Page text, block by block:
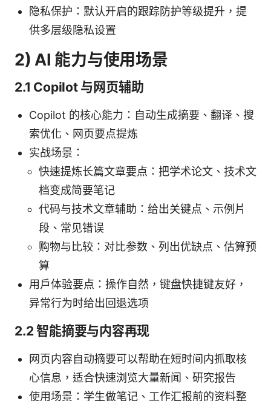
隐私保护：默认开启的跟踪防护等级提升，提
供多层级隐私设置
2) AI 能力与使用场景
2.1 Copilot 与网页辅助
Copilot 的核心能力：自动生成摘要、翻译、搜
索优化、网页要点提炼
实战场景：
快速提炼长篇文章要点：把学术论文、技术文
档变成简要笔记
代码与技术文章辅助：给出关键点、示例片
段、常见错误
购物与比较：对比参数、列出优缺点、估算预
算
用户体验要点：操作自然，键盘快捷键友好，
异常行为时给出回退选项
2.2 智能摘要与内容再现
网页内容自动摘要可以帮助在短时间内抓取核
心信息，适合快速浏览大量新闻、研究报告
使用场景：学生做笔记、工作汇报前的资料整